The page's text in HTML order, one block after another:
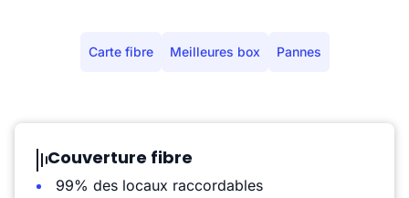
Carte fibre Meilleures box Pannes
Couverture fibre
99% des locaux raccordables